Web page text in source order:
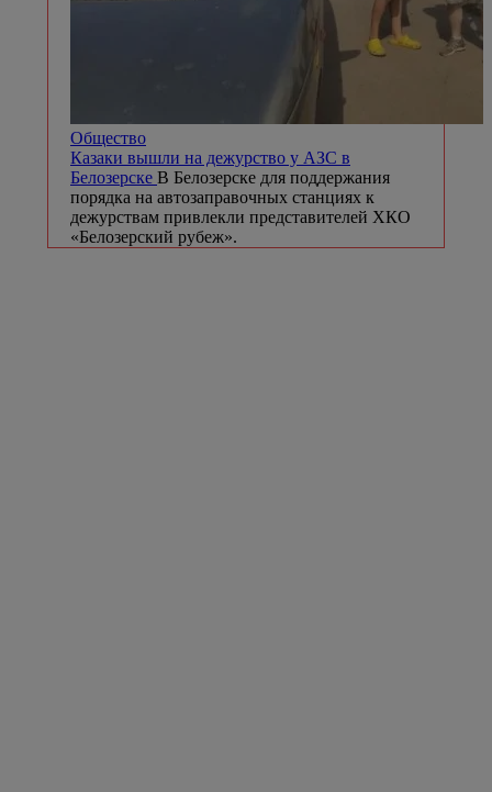
Общество
Казаки вышли на дежурство у АЗС в
Белозерске В Белозерске для поддержания
порядка на автозаправочных станциях к
дежурствам привлекли представителей ХКО
«Белозерский рубеж».